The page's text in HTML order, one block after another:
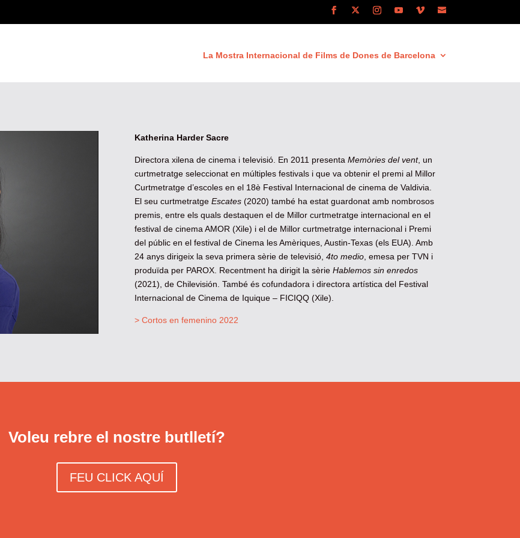
La Mostra Internacional de Films de Dones de Barcelona
Katherina Harder Sacre
Directora xilena de cinema i televisió. En 2011 presenta Memòries del vent, un
curtmetratge seleccionat en múltiples festivals i que va obtenir el premi al Millor
Curtmetratge d’escoles en el 18è Festival Internacional de cinema de Valdivia.
El seu curtmetratge Escates(2020) també ha estat guardonat amb nombrosos
premis, entre els quals destaquen el de Millor curtmetratge internacional en el
festival de cinema AMOR (Xile) i el de Millor curtmetratge internacional i Premi
del públic en el festival de Cinema les Amèriques, Austin-Texas (els EUA). Amb
24 anys dirigeix la seva primera sèrie de televisió, 4to medio, emesa per TVN i
produïda per PAROX. Recentment ha dirigit la sèrie Hablemos sin enredos
(2021), de Chilevisión. També és cofundadora i directora artística del Festival
Internacional de Cinema de Iquique – FICIQQ (Xile).
> Cortos en femenino 2022
Voleu rebre el nostre butlletí?
FEU CLICK AQUÍ